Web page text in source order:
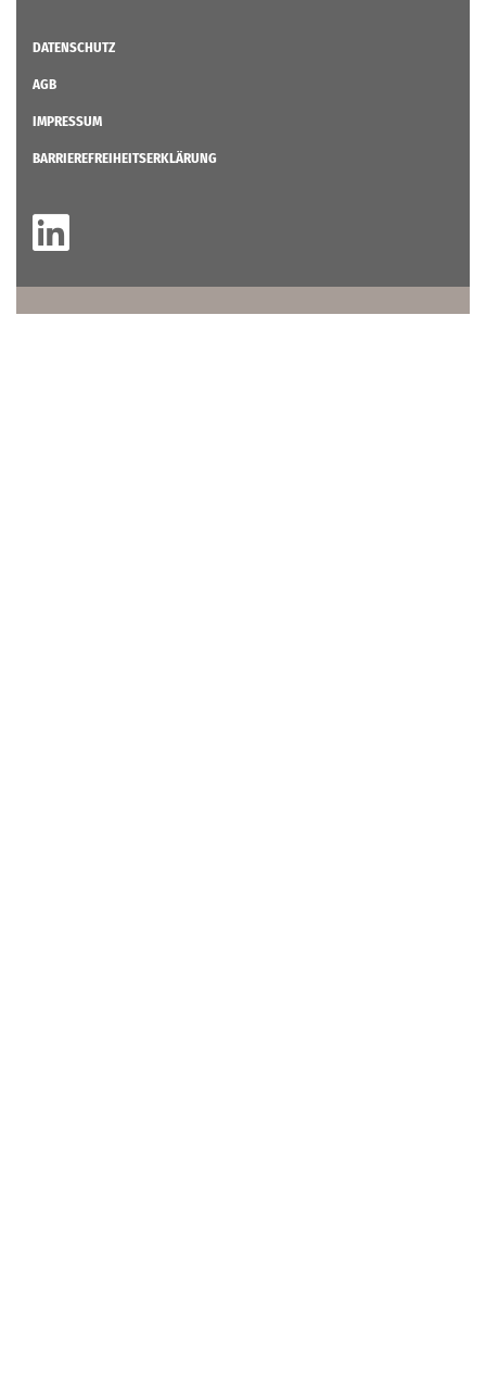
DATENSCHUTZ
AGB
IMPRESSUM
BARRIEREFREIHEITSERKLÄRUNG